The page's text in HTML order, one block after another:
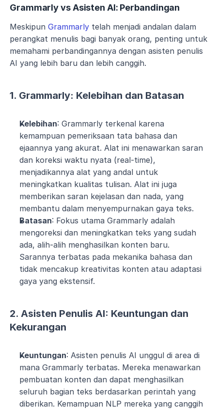
Grammarly vs Asisten AI: Perbandingan
Meskipun Grammarly telah menjadi andalan dalam
perangkat menulis bagi banyak orang, penting untuk
memahami perbandingannya dengan asisten penulis
AI yang lebih baru dan lebih canggih.
1. Grammarly: Kelebihan dan Batasan
Kelebihan: Grammarly terkenal karena
kemampuan pemeriksaan tata bahasa dan
ejaannya yang akurat. Alat ini menawarkan saran
dan koreksi waktu nyata (real-time),
menjadikannya alat yang andal untuk
meningkatkan kualitas tulisan. Alat ini juga
memberikan saran kejelasan dan nada, yang
membantu dalam menyempurnakan gaya teks.
Batasan: Fokus utama Grammarly adalah
mengoreksi dan meningkatkan teks yang sudah
ada, alih-alih menghasilkan konten baru.
Sarannya terbatas pada mekanika bahasa dan
tidak mencakup kreativitas konten atau adaptasi
gaya yang ekstensif.
2. Asisten Penulis AI: Keuntungan dan
Kekurangan
Keuntungan: Asisten penulis AI unggul di area di
mana Grammarly terbatas. Mereka menawarkan
pembuatan konten dan dapat menghasilkan
seluruh bagian teks berdasarkan perintah yang
diberikan. Kemampuan NLP mereka yang canggih